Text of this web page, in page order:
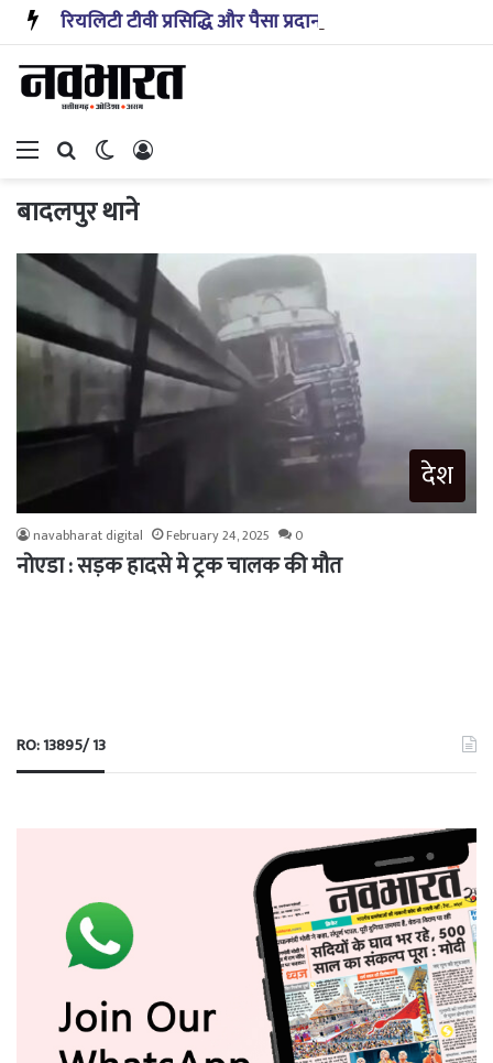
Menu Search forSwitch skin
बादलपुर थाने
देश
navabharat digital February 24, 2025 0
नोएडा : सड़क हादसे मे ट्रक चालक की मौत
RO: 13895/ 13